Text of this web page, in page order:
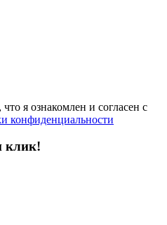
я ознакомлен и согласен с
конфиденциальности
клик!